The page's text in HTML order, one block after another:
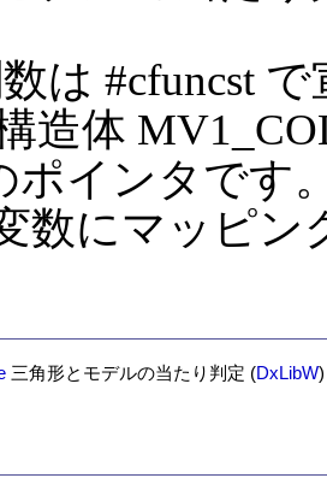
は #cfuncst
造体
数にマッピン
三角形とモデルの当たり判定 (DxLibW)